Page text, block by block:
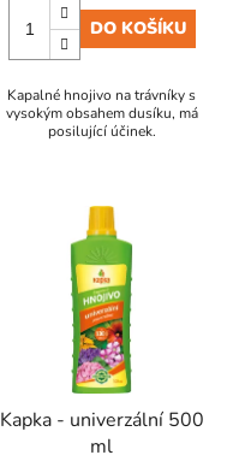
DO KOŠÍKU
Kapalné hnojivo na trávníky s
vysokým obsahem dusíku, má
posilující účinek.
Kapka - univerzální 500
ml